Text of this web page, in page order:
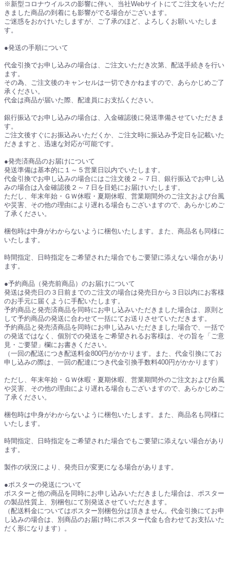
※新型コロナウイルスの影響に伴い、当社Webサイトにてご注文をいただ
きました商品の到着にも影響がでる場合がございます。
ご迷惑をおかけいたしますが、ご了承のほど、よろしくお願いいたしま
す。
●発送の手順について
代金引換でお申し込みの場合は、ご注文いただき次第、配送手続きを行い
ます。
その為、ご注文後のキャンセルは一切できかねますので、あらかじめご了
承ください。
代金は商品が届いた際、配達員にお支払ください。
銀行振込でお申し込みの場合は、入金確認後に発送準備させていただきま
す。
ご注文後すぐにお振込みいただくか、ご注文時に振込み予定日を記載いた
だきますと、迅速な対応が可能です。
●発売済商品のお届けについて
発送準備は基本的に１～５営業日以内でいたします。
代金引換でお申し込みの場合にはご注文後２～７日、銀行振込でお申し込
みの場合は入金確認後２～７日を目処にお届けいたします。
ただし、年末年始・ＧＷ休暇・夏期休暇、営業期間外のご注文および台風
や災害、その他の理由により遅れる場合もございますので、あらかじめご
了承ください。
梱包時は中身がわからないように梱包いたします。また、商品名も同様に
いたします。
時間指定、日時指定をご希望された場合でもご要望に添えない場合があり
ます。
●予約商品（発売前商品）のお届けについて
発送は発売日の３日前までのご注文の場合は発売日から３日以内にお客様
のお手元に届くように手配いたします。
予約商品と発売済商品を同時にお申し込みいただきました場合は、原則と
して予約商品の発送に合わせて一括にてお送りさせていただきます。
予約商品と発売済商品を同時にお申し込みいただきました場合で、一括で
の発送ではなく、個別での発送をご希望されるお客様は、その旨を「ご意
見・ご要望」欄にお書きください。
（一回の配送につき配送料金800円がかかります。また、代金引換にてお
申し込みの際は、一回の配達につき代金引換手数料400円がかかります）
ただし、年末年始・ＧＷ休暇・夏期休暇、営業期間外のご注文および台風
や災害、その他の理由により遅れる場合もございますので、あらかじめご
了承ください。
梱包時は中身がわからないように梱包いたします。また、商品名も同様に
いたします。
時間指定、日時指定をご希望された場合でもご要望に添えない場合があり
ます。
製作の状況により、発売日が変更になる場合があります。
●ポスターの発送について
ポスターと他の商品を同時にお申し込みいただきました場合は、ポスター
の製品性質上、別梱包にて別発送させていただきます。
（配送料金についてはポスター別梱包分は頂きません。代金引換にてお申
し込みの場合は、別商品のお届け時にポスター代金も合わせてお支払いた
だく形になります）。